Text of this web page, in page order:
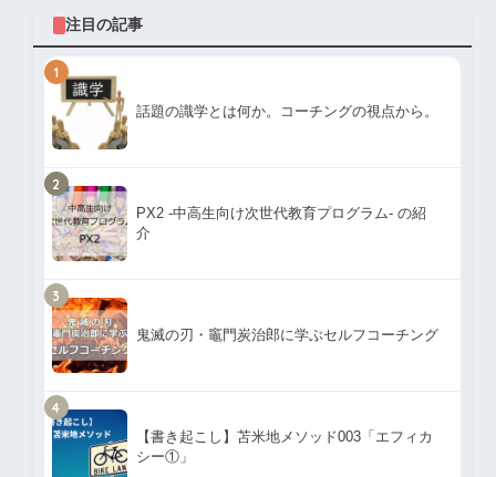
注目の記事
1
話題の識学とは何か。コーチングの視点から。
2
PX2 -中高生向け次世代教育プログラム- の紹
介
3
鬼滅の刃・竈門炭治郎に学ぶセルフコーチング
4
【書き起こし】苫米地メソッド003「エフィカ
シー①」